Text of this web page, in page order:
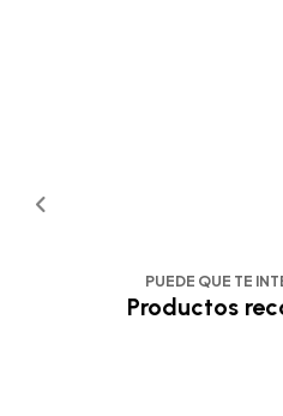
PUEDE QUE TE
Productos